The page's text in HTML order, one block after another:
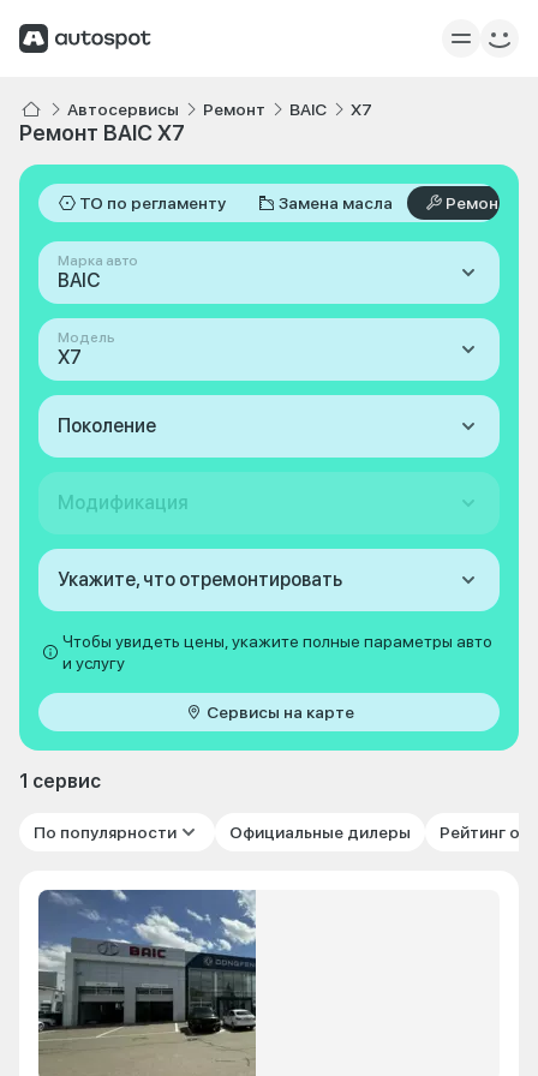
Автосервисы Ремонт BAIC X7
Ремонт BAIC X7
ТО по регламенту Замена масла Ремонт
Марка авто
BAIC
Модель
X7
Поколение
Модификация
Укажите, что отремонтировать
Чтобы увидеть цены, укажите полные параметры авто
и услугу
Сервисы на карте
1 сервис
По популярности Официальные дилеры Рейтинг